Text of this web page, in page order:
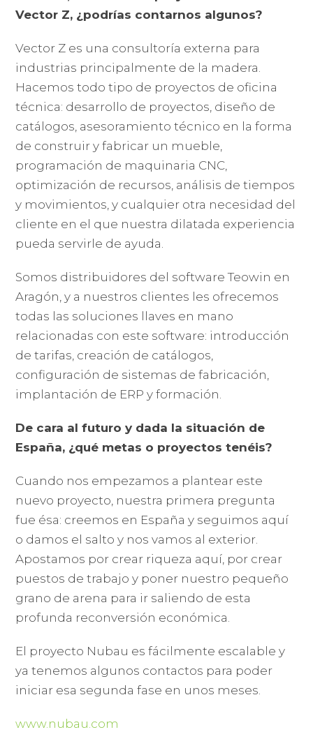
Vector Z, ¿podrías contarnos algunos?
Vector Z es una consultoría externa para
industrias principalmente de la madera.
Hacemos todo tipo de proyectos de oficina
técnica: desarrollo de proyectos, diseño de
catálogos, asesoramiento técnico en la forma
de construir y fabricar un mueble,
programación de maquinaria CNC,
optimización de recursos, análisis de tiempos
y movimientos, y cualquier otra necesidad del
cliente en el que nuestra dilatada experiencia
pueda servirle de ayuda.
Somos distribuidores del software Teowin en
Aragón, y a nuestros clientes les ofrecemos
todas las soluciones llaves en mano
relacionadas con este software: introducción
de tarifas, creación de catálogos,
configuración de sistemas de fabricación,
implantación de ERP y formación.
De cara al futuro y dada la situación de
España, ¿qué metas o proyectos tenéis?
Cuando nos empezamos a plantear este
nuevo proyecto, nuestra primera pregunta
fue ésa: creemos en España y seguimos aquí
o damos el salto y nos vamos al exterior.
Apostamos por crear riqueza aquí, por crear
puestos de trabajo y poner nuestro pequeño
grano de arena para ir saliendo de esta
profunda reconversión económica.
El proyecto Nubau es fácilmente escalable y
ya tenemos algunos contactos para poder
iniciar esa segunda fase en unos meses.
www.nubau.com